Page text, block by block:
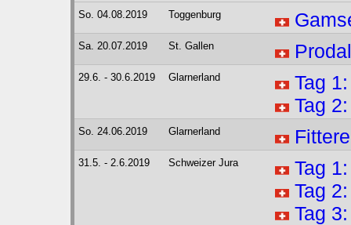
So. 04.08.2019 Toggenburg
Sa. 20.07.2019 St. Gallen
29.6. - 30.6.2019 Glarnerland
Tag
Tag
So. 24.06.2019 Glarnerland
31.5. - 2.6.2019 Schweizer Jura
Tag
Tag
Tag